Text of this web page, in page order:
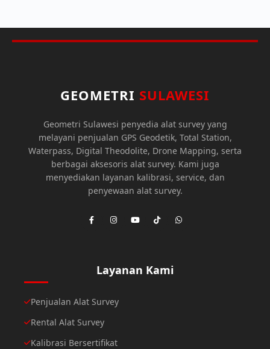
GEOMETRI SULAWESI
Geometri Sulawesi penyedia alat survey yang
melayani penjualan GPS Geodetik, Total Station,
Waterpass, Digital Theodolite, Drone Mapping, serta
berbagai aksesoris alat survey. Kami juga
menyediakan layanan kalibrasi, service, dan
penyewaan alat survey.
Layanan Kami
Penjualan Alat Survey
Rental Alat Survey
Kalibrasi Bersertifikat